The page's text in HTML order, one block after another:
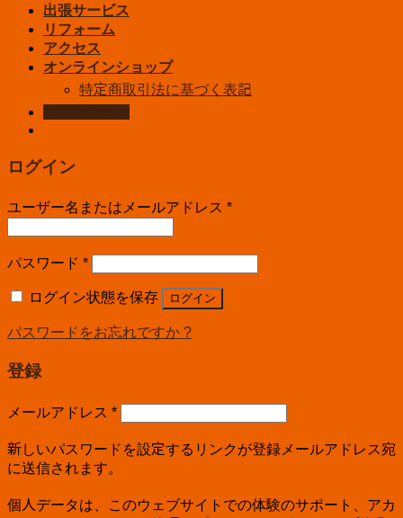
出張サービス
リフォーム
アクセス
オンラインショップ
特定商取引法に基づく表記
ログイン
ユーザー名またはメールアドレス *
パスワード *
ログイン状態を保存 ログイン
パスワードをお忘れですか ?
登録
メールアドレス *
新しいパスワードを設定するリンクが登録メールアドレス宛
に送信されます。
個人データは、このウェブサイトでの体験のサポート、アカ